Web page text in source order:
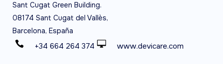
Sant Cugat Green Building.
08174 Sant Cugat del Vallès,
Barcelona, España
+34 664 264 374 www.devicare.com